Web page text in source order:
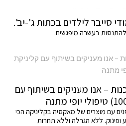
סייבר לילדים בכתות ג'-יב'.
– אנו מעניקים בשיתוף עם
עם מוצרים של מאקסיה בקליניקה הכי